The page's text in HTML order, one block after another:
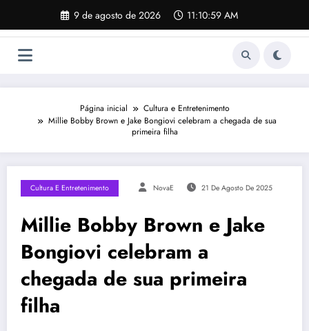
o
9 de agosto de 2026 11:11:00 AM
Página inicial
Cultura e Entretenimento
Millie Bobby Brown e Jake Bongiovi celebram a chegada de sua
primeira filha
Cultura E Entretenimento NovaE 21 De Agosto De 2025
Millie Bobby Brown e Jake
Bongiovi celebram a
chegada de sua primeira
filha